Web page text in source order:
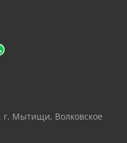
г. Мытищи, Волковское